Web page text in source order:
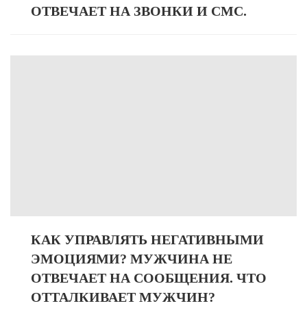
ОТВЕЧАЕТ НА ЗВОНКИ И СМС.
КАК УПРАВЛЯТЬ НЕГАТИВНЫМИ
ЭМОЦИЯМИ? МУЖЧИНА НЕ
ОТВЕЧАЕТ НА СООБЩЕНИЯ. ЧТО
ОТТАЛКИВАЕТ МУЖЧИН?